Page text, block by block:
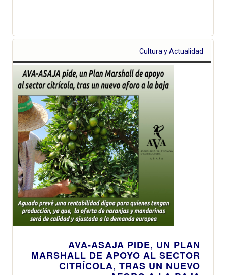
Cultura y Actualidad
AVA-ASAJA PIDE, UN PLAN
MARSHALL DE APOYO AL SECTOR
CITRÍCOLA, TRAS UN NUEVO